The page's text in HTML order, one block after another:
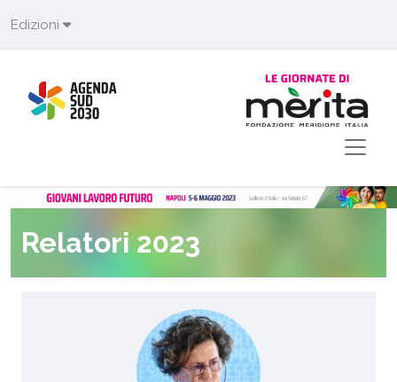
Edizioni
Relatori 2023